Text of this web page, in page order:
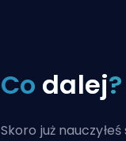
Co dalej?
Skoro już